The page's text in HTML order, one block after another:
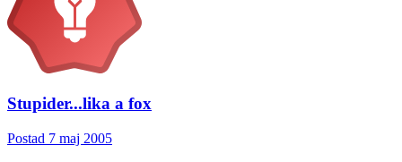
Stupider...lika a fox
Postad 7 maj 2005